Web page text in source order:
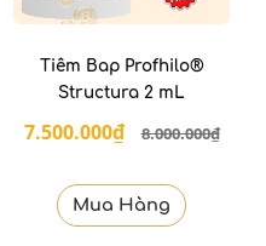
Tiêm Bap Profhilo®
Structura 2 mL
7.500.000₫ 8.000.000₫
Mua Hàng